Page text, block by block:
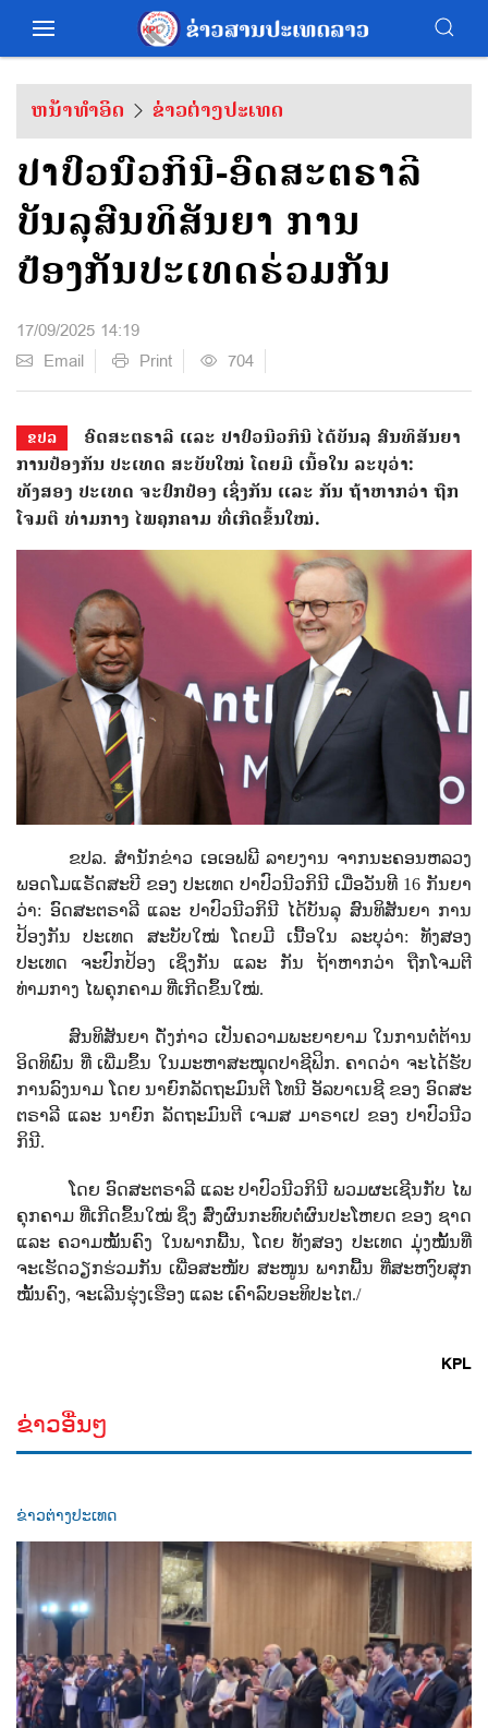
ຫນ້າທຳອິດ ຂ່າວຕ່າງປະເທດ
ປາປົວນົວກິນີ-ອົດສະຕຣາລີ
ບັນລຸສົນທິສັນຍາ ການ
ປ້ອງກັນປະເທດຮ່ວມກັນ
17/09/2025 14:19
Email
Print 704
ຂປລ
ອົດສະຕຣາລີ ແລະ ປາປົວນີວກິນີ ໄດ້ບັນລຸ ສົນທິສັນຍາ
ການປ້ອງກັນ ປະເທດ ສະບັບໃໝ່ ໂດຍມີ ເນື້ອໃນ ລະບຸວ່າ:
ທັງສອງ ປະເທດ ຈະປົກປ້ອງ ເຊິ່ງກັນ ແລະ ກັນ ຖ້າຫາກວ່າ ຖືກ
ໂຈມຕີ ທ່າມກາງ ໄພຄຸກຄາມ ທີ່ເກີດຂຶ້ນໃໝ່.
ຂປລ. ສຳນັກຂ່າວ ເອເອຟພີ ລາຍງານ ຈາກນະຄອນຫລວງ
ພອດໂມແຣັດສະບີ ຂອງ ປະເທດ ປາປົວນີວກິນີ ເມື່ອວັນທີ 16 ກັນຍາ
ວ່າ: ອົດສະຕຣາລີ ແລະ ປາປົວນີວກິນີ ໄດ້ບັນລຸ ສົນທິສັນຍາ ການ
ປ້ອງກັນ ປະເທດ ສະບັບໃໝ່ ໂດຍມີ ເນື້ອໃນ ລະບຸວ່າ: ທັງສອງ
ປະເທດ ຈະປົກປ້ອງ ເຊິ່ງກັນ ແລະ ກັນ ຖ້າຫາກວ່າ ຖືກໂຈມຕີ
ທ່າມກາງ ໄພຄຸກຄາມ ທີ່ເກີດຂຶ້ນໃໝ່.
ສົນທິສັນຍາ ດັ່ງກ່າວ ເປັນຄວາມພະຍາຍາມ ໃນການຕໍ່ຕ້ານ
ອິດທິພົນ ທີ່ ເພີ່ມຂຶ້ນ ໃນມະຫາສະໝຸດປາຊີຟິກ. ຄາດວ່າ ຈະໄດ້ຮັບ
ການລົງນາມ ໂດຍ ນາຍົກລັດຖະມົນຕີ ໂທນີ ອັລບາເນຊີ ຂອງ ອົດສະ
ຕຣາລີ ແລະ ນາຍົກ ລັດຖະມົນຕີ ເຈມສ ມາຣາເປ ຂອງ ປາປົວນີວ
ກິນີ.
ໂດຍ ອົດສະຕຣາລີ ແລະ ປາປົວນີວກິນີ ພວມຜະເຊີນກັບ ໄພ
ຄຸກຄາມ ທີ່ເກີດຂຶ້ນໃໝ່ ຊຶ່ງ ສົ່ງຜົນກະທົບຕໍ່ຜົນປະໂຫຍດ ຂອງ ຊາດ
ແລະ ຄວາມໝັ້ນຄົງ ໃນພາກພື້ນ, ໂດຍ ທັງສອງ ປະເທດ ມຸ່ງໝັ້ນທີ່
ຈະເຮັດວຽກຮ່ວມກັນ ເພື່ອສະໜັບ ສະໜູນ ພາກພື້ນ ທີ່ສະຫງົບສຸກ
ໝັ້ນຄົງ, ຈະເລີນຮຸ່ງເຮືອງ ແລະ ເຄົາລົບອະທິປະໄຕ./
KPL
ຂ່າວອື່ນໆ
ຂ່າວຕ່າງປະເທດ